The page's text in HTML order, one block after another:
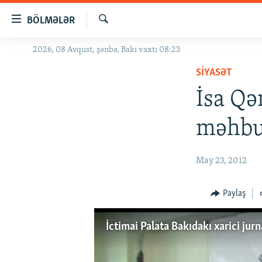
BÖLMƏLƏR
GÜNDƏM
Axtar
2026, 08 Avqust, şənbə, Bakı vaxtı 08:23
SIYASƏT
İsa
May 23, 2012
Paylaş
İctimai Palata Bakıdakı xarici